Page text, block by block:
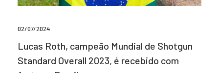
02/07/2024
Lucas Roth, campeão Mundial de Shotgun
Standard Overall 2023, é recebido com